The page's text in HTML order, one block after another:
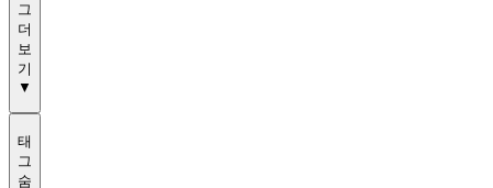
그
더
보
기
▼
태
그
숨